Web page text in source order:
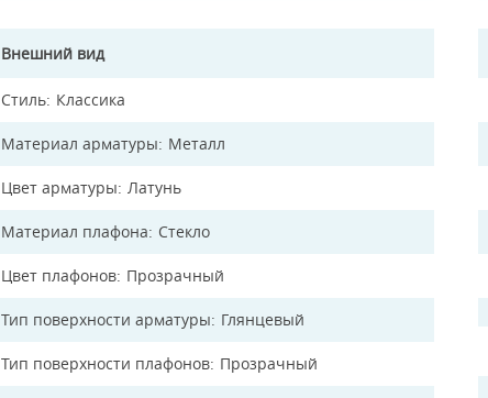
Внешний вид
Стиль Классика
Материал арматуры Металл
Цвет арматуры Латунь
Материал плафона Стекло
Цвет плафонов Прозрачный
Тип поверхности арматуры Глянцевый
Тип поверхности плафонов Прозрачный